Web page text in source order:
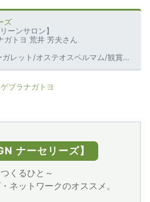
ズ
ーンサロン】
ガトヨ 荒井 芳夫さん
ステオスペルマム/観賞用トウガラシ‘悪魔の爪’
ブラナガトヨ
ナーセリーズ】
くるひと～
ネットワークのオススメ。